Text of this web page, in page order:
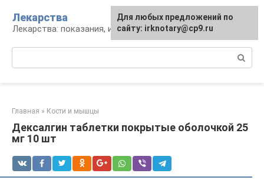
контенту
Лекарства
Лекарства: показания, инструкция, аналоги
Главная » Кости и мышцы
Дексалгин таблетки покрытые оболочкой 25
мг 10 шт
Для любых предложений по
сайту: irknotary@cp9.ru